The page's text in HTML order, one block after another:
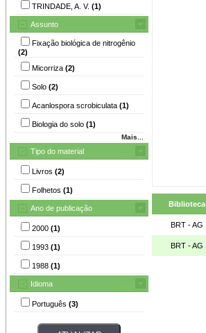
TRINDADE, A. V. (1)
Assunto
Fixação biológica de nitrogênio
(2)
Micorriza (2)
Solo (2)
Acanlospora scrobiculata (1)
Biologia do solo (1)
Mais...
Tipo do material
Livros (2)
Folhetos (1)
Ano de publicação
2000 (1)
1993 (1)
1988 (1)
Idioma
Português (3)
Biblioteca
BRT - AG
BRT - AG